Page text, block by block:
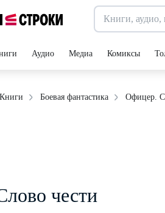
Аудио Медиа Комиксы
Книги Боевая фантастика Офицер.
чести